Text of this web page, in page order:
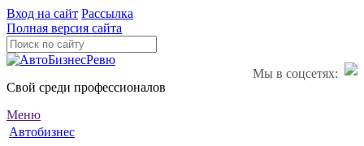
Вход на сайт Рассылка
Полная версия сайта
Мы в соцсетях:
Свой среди профессионалов
Меню
Автобизнес